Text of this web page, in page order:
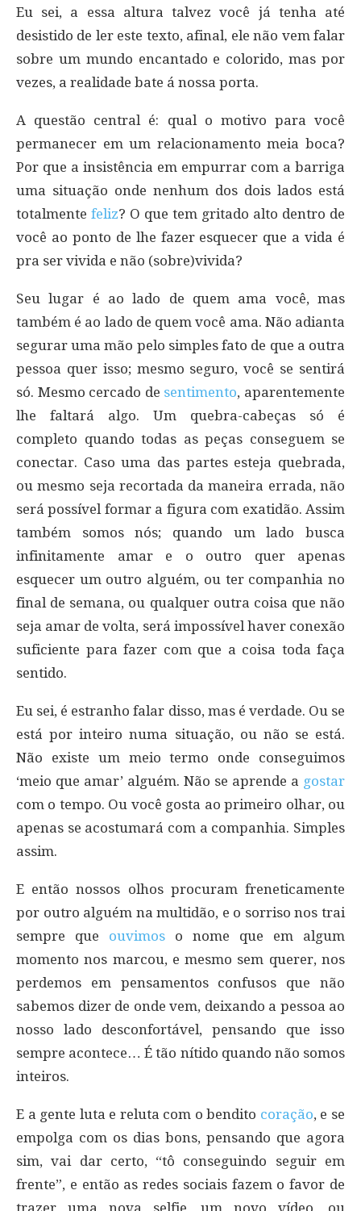
Eu sei, a essa altura talvez você já tenha até
desistido de ler este texto, afinal, ele não vem falar
sobre um mundo encantado e colorido, mas por
vezes, a realidade bate á nossa porta.
A questão central é: qual o motivo para você
permanecer em um relacionamento meia boca?
Por que a insistência em empurrar com a barriga
uma situação onde nenhum dos dois lados está
totalmente feliz? O que tem gritado alto dentro de
você ao ponto de lhe fazer esquecer que a vida é
pra ser vivida e não (sobre)vivida?
Seu lugar é ao lado de quem ama você, mas
também é ao lado de quem você ama. Não adianta
segurar uma mão pelo simples fato de que a outra
pessoa quer isso; mesmo seguro, você se sentirá
só. Mesmo cercado de sentimento, aparentemente
lhe faltará algo. Um quebra-cabeças só é
completo quando todas as peças conseguem se
conectar. Caso uma das partes esteja quebrada,
ou mesmo seja recortada da maneira errada, não
será possível formar a figura com exatidão. Assim
também somos nós; quando um lado busca
infinitamente amar e o outro quer apenas
esquecer um outro alguém, ou ter companhia no
final de semana, ou qualquer outra coisa que não
seja amar de volta, será impossível haver conexão
suficiente para fazer com que a coisa toda faça
sentido.
Eu sei, é estranho falar disso, mas é verdade. Ou se
está por inteiro numa situação, ou não se está.
Não existe um meio termo onde conseguimos
‘meio que amar’ alguém. Não se aprende a gostar
com o tempo. Ou você gosta ao primeiro olhar, ou
apenas se acostumará com a companhia. Simples
assim.
E então nossos olhos procuram freneticamente
por outro alguém na multidão, e o sorriso nos trai
sempre que ouvimos o nome que em algum
momento nos marcou, e mesmo sem querer, nos
perdemos em pensamentos confusos que não
sabemos dizer de onde vem, deixando a pessoa ao
nosso lado desconfortável, pensando que isso
sempre acontece… É tão nítido quando não somos
inteiros.
E a gente luta e reluta com o bendito coração, e se
empolga com os dias bons, pensando que agora
sim, vai dar certo, “tô conseguindo seguir em
frente”, e então as redes sociais fazem o favor de
trazer uma nova selfie, um novo vídeo, ou